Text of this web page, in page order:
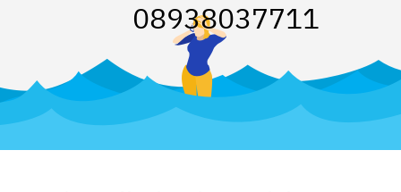
08938037711